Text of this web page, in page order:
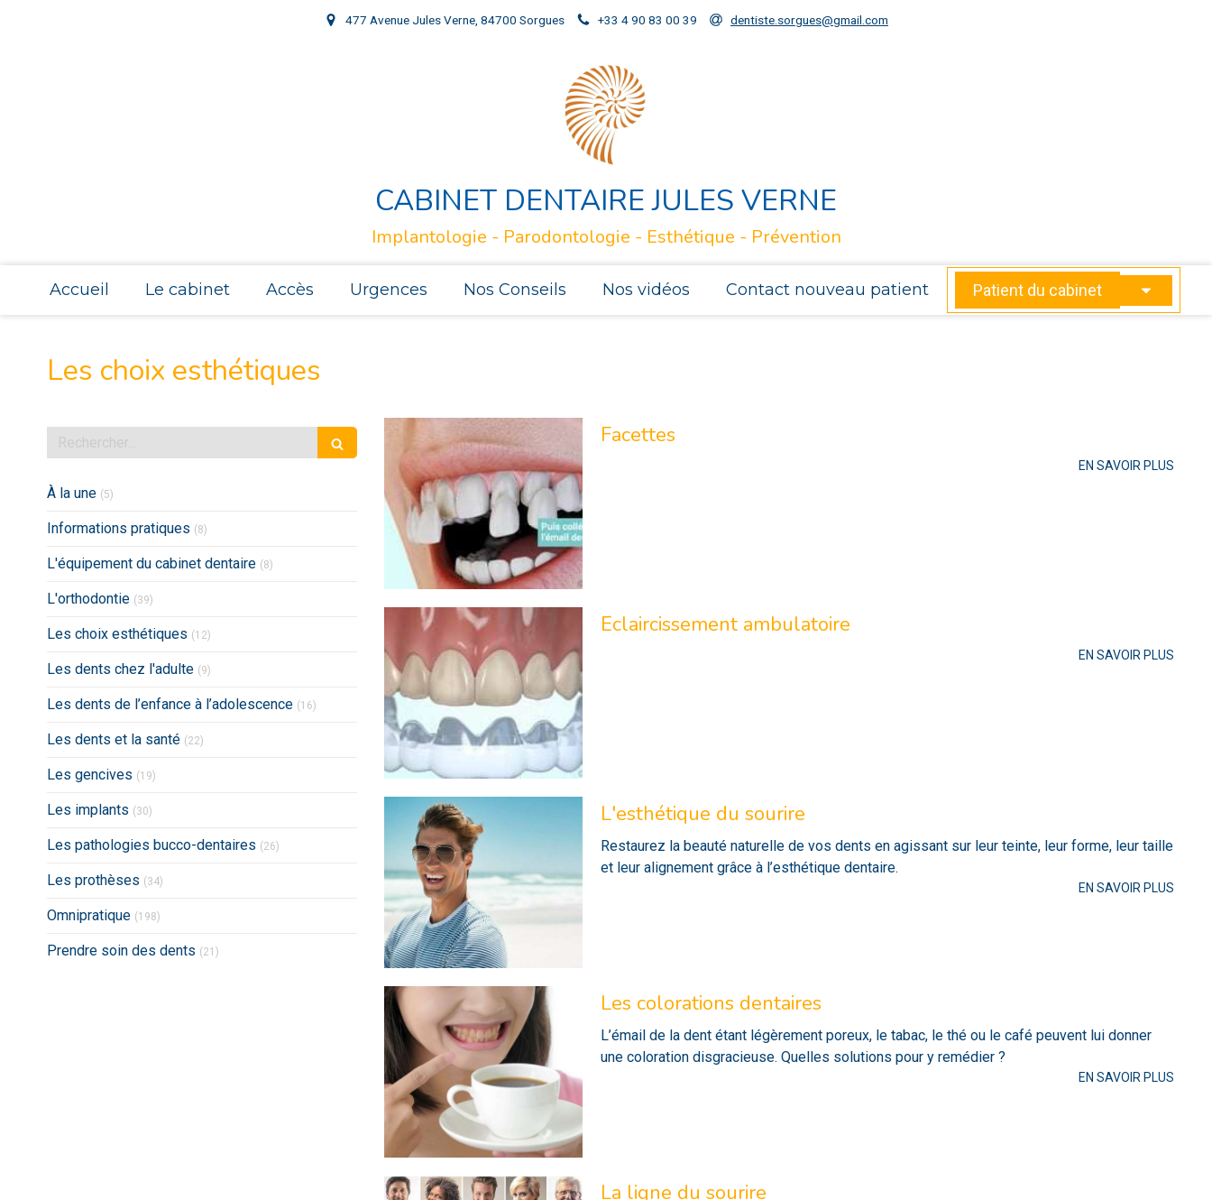
477 Avenue Jules Verne, 84700 Sorgues +33 4 90 83 00 39 dentiste.sorgues@gmail.com
CABINET DENTAIRE JULES VERNE
Implantologie - Parodontologie - Esthétique - Prévention
Accueil Le cabinet Accès Urgences Nos Conseils Nos vidéos Contact nouveau patient Patient du cabinet
Les choix esthétiques
Facettes
EN SAVOIR PLUS
Eclaircissement ambulatoire
EN SAVOIR PLUS
L'esthétique du sourire
Restaurez la beauté naturelle de vos dents en agissant sur leur teinte, leur forme, leur taille
et leur alignement grâce à l’esthétique dentaire.
EN SAVOIR PLUS
Les colorations dentaires
L’émail de la dent étant légèrement poreux, le tabac, le thé ou le café peuvent lui donner
une coloration disgracieuse. Quelles solutions pour y remédier ?
EN SAVOIR PLUS
La ligne du sourire
À la une (5)
Informations pratiques (8)
L'équipement du cabinet dentaire (8)
L'orthodontie (39)
Les choix esthétiques (12)
Les dents chez l'adulte (9)
Les dents de l’enfance à l’adolescence (16) Articles Count
Les dents et la santé (22)
Les gencives (19)
Les implants (30)
Les pathologies bucco-dentaires (26)
Les prothèses (34)
Omnipratique (198)
Prendre soin des dents (21)